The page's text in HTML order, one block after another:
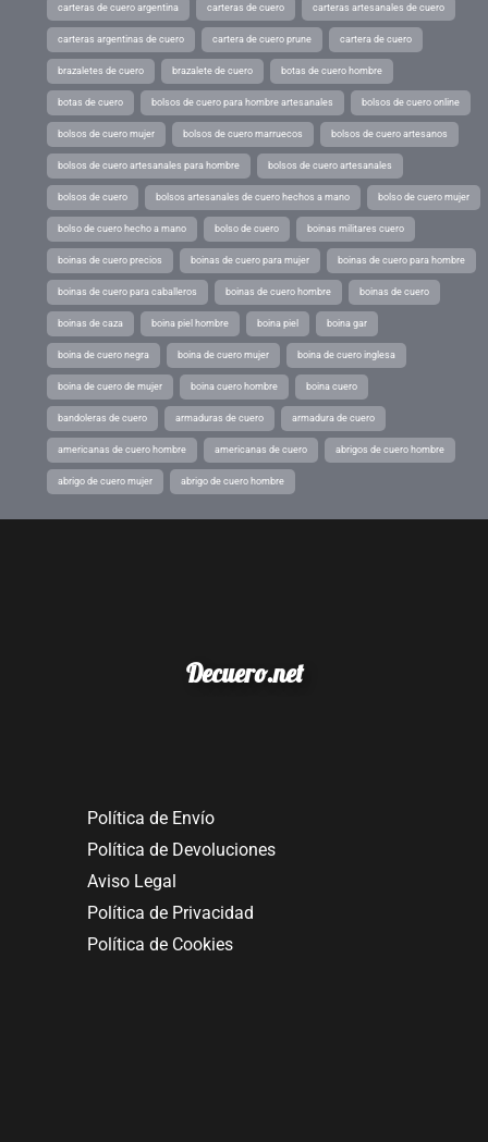
carteras de cuero argentina carteras de cuero carteras artesanales de cuero
carteras argentinas de cuero cartera de cuero prune cartera de cuero
brazaletes de cuero brazalete de cuero botas de cuero hombre
botas de cuero bolsos de cuero para hombre artesanales bolsos de cuero online
bolsos de cuero mujer bolsos de cuero marruecos bolsos de cuero artesanos
bolsos de cuero artesanales para hombre bolsos de cuero artesanales
bolsos de cuero bolsos artesanales de cuero hechos a mano bolso de cuero mujer
bolso de cuero hecho a mano bolso de cuero boinas militares cuero
boinas de cuero precios boinas de cuero para mujer boinas de cuero para hombre
boinas de cuero para caballeros boinas de cuero hombre boinas de cuero
boinas de caza boina piel hombre boina piel boina gar
boina de cuero negra boina de cuero mujer boina de cuero inglesa
boina de cuero de mujer boina cuero hombre boina cuero
bandoleras de cuero armaduras de cuero armadura de cuero
americanas de cuero hombre americanas de cuero abrigos de cuero hombre
abrigo de cuero mujer abrigo de cuero hombre
Decuero.net
Política de Envío
Política de Devoluciones
Aviso Legal
Política de Privacidad
Política de Cookies